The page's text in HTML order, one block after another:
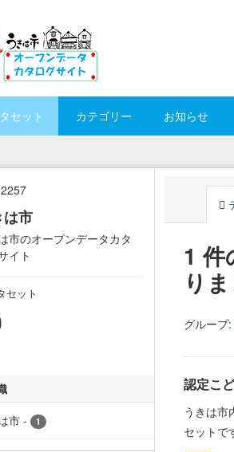
セット カテゴリー お知らせ
は市
市のオープンデータカタ
イト
セット
市 - 1
1 件
り
グループ:
認定こ
うきは市
セットで